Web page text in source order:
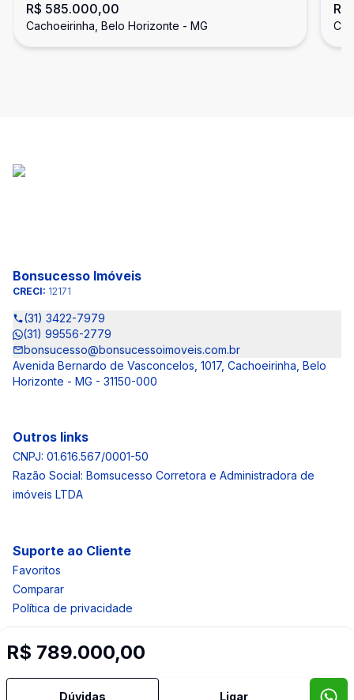
R$ 585.000,00
Cachoeirinha, Belo Horizonte - MG
R$ 789.000,00
Dúvidas Ligar
Bonsucesso Imóveis
CRECI: 12171
(31) 3422-7979
(31) 99556-2779
bonsucesso@bonsucessoimoveis.com.br
Avenida Bernardo de Vasconcelos, 1017, Cachoeirinha, Belo
Horizonte - MG - 31150-000
Outros links
CNPJ: 01.616.567/0001-50
Razão Social: Bomsucesso Corretora e Administradora de
imóveis LTDA
Suporte ao Cliente
Favoritos
Comparar
Política de privacidade
Selo de Tecnologia Loft